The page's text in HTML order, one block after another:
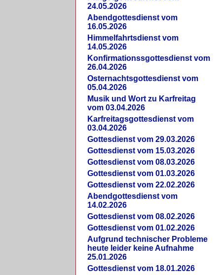
24.05.2026
Abendgottesdienst vom
16.05.2026
Himmelfahrtsdienst vom
14.05.2026
Konfirmationssgottesdienst vom
26.04.2026
Osternachtsgottesdienst vom
05.04.2026
Musik und Wort zu Karfreitag
vom 03.04.2026
Karfreitagsgottesdienst vom
03.04.2026
Gottesdienst vom 29.03.2026
Gottesdienst vom 15.03.2026
Gottesdienst vom 08.03.2026
Gottesdienst vom 01.03.2026
Gottesdienst vom 22.02.2026
Abendgottesdienst vom
14.02.2026
Gottesdienst vom 08.02.2026
Gottesdienst vom 01.02.2026
Aufgrund technischer Probleme
heute leider keine Aufnahme
25.01.2026
Gottesdienst vom 18.01.2026